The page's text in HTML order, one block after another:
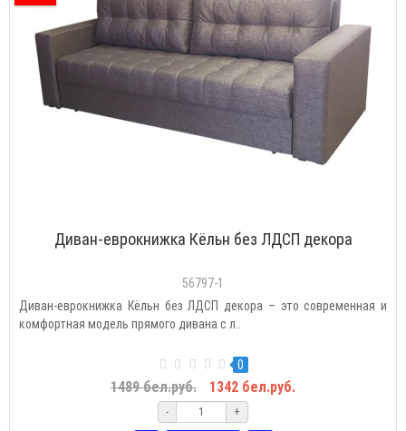
Диван-еврокнижка Кёльн без ЛДСП декора
56797-1
Диван-еврокнижка Кёльн без ЛДСП декора – это современная и
комфортная модель прямого дивана с л..
0
1489 бел.руб. 1342 бел.руб.
- +